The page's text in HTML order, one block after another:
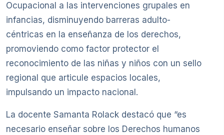
Ocupacional a las intervenciones grupales en
infancias, disminuyendo barreras adulto-
céntricas en la enseñanza de los derechos,
promoviendo como factor protector el
reconocimiento de las niñas y niños con un sello
regional que articule espacios locales,
impulsando un impacto nacional.
La docente Samanta Rolack destacó que “es
necesario enseñar sobre los Derechos humanos